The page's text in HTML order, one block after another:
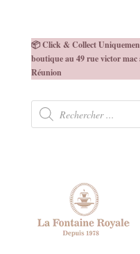
📦 Click & Collect
boutique au 49 rue victor mac
Réunion
Recherche
produits